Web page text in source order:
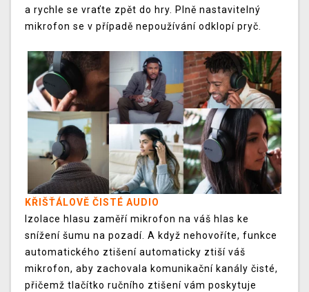
a rychle se vraťte zpět do hry. Plně nastavitelný
mikrofon se v případě nepoužívání odklopí pryč.
KŘIŠŤÁLOVĚ ČISTÉ AUDIO
Izolace hlasu zaměří mikrofon na váš hlas ke
snížení šumu na pozadí. A když nehovoříte, funkce
automatického ztišení automaticky ztiší váš
mikrofon, aby zachovala komunikační kanály čisté,
přičemž tlačítko ručního ztišení vám poskytuje